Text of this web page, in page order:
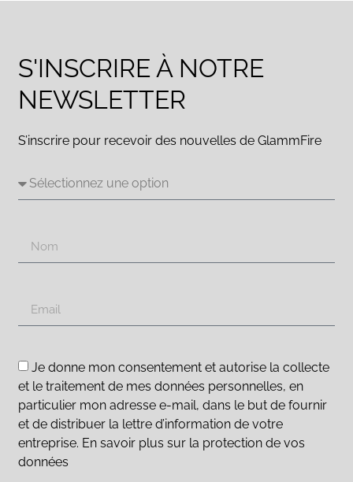
S'INSCRIRE À NOTRE
NEWSLETTER
S’inscrire pour recevoir des nouvelles de GlammFire
Je donne mon consentement et autorise la collecte
et le traitement de mes données personnelles, en
particulier mon adresse e-mail, dans le but de fournir
et de distribuer la lettre d’information de votre
entreprise. En savoir plus sur la protection de vos
données